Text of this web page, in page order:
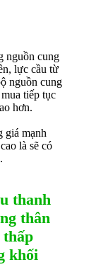
nguồn cung
lực cầu từ
nguồn cung
tiếp tục
hơn.
giá mạnh
là sẽ có
thanh
thân
thấp
khối